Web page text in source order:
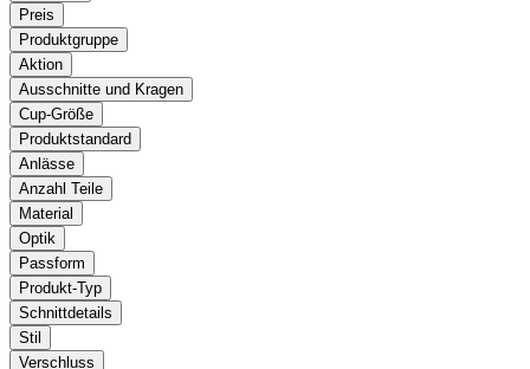
Preis
Produktgruppe
Aktion
Ausschnitte und Kragen
Cup-Größe
Produktstandard
Anlässe
Anzahl Teile
Material
Optik
Passform
Produkt-Typ
Schnittdetails
Stil
Verschluss